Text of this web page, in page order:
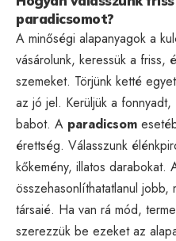
paradicsomot?
A minőségi alapanyagok a
vásárolunk, keressük a friss,
szemeket. Törjünk ketté
az jó jel. Kerüljük a
babot. A paradicsom
érettség. Válasszunk
kőkemény, illatos
összehasonlíthatatlanul jobb,
társaié. Ha van rá mód,
szerezzük be ezeket az